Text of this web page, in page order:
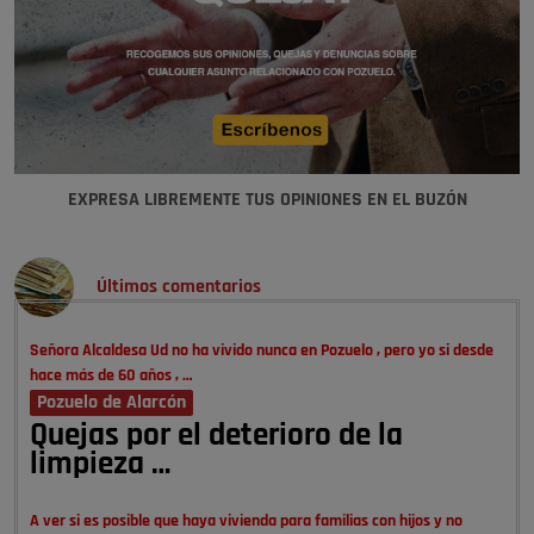
EXPRESA LIBREMENTE TUS OPINIONES EN EL BUZÓN
Últimos comentarios
Señora Alcaldesa Ud no ha vivido nunca en Pozuelo , pero yo si desde
hace más de 60 años , …
Pozuelo de Alarcón
Quejas por el deterioro de la
limpieza …
A ver si es posible que haya vivienda para familias con hijos y no